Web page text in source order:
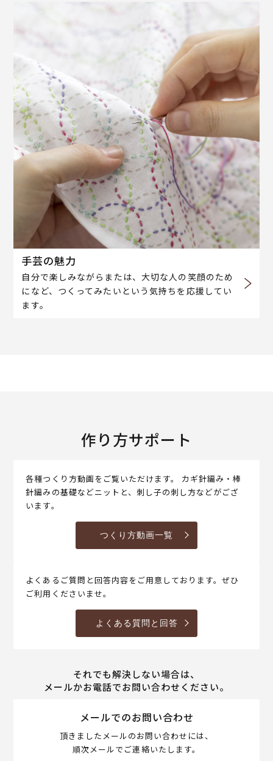
手芸の魅力
自分で楽しみながらまたは、大切な人の笑顔のため
になど、つくってみたいという気持ちを応援してい
ます。
作り方サポート
各種つくり方動画をご覧いただけます。 カギ針編み・棒
針編みの基礎などニットと、刺し子の刺し方などがござ
います。
つくり方動画一覧
よくあるご質問と回答内容をご用意しております。ぜひ
ご利用くださいませ。
よくある質問と回答
それでも解決しない場合は、
メールかお電話でお問い合わせください。
メールでのお問い合わせ
頂きましたメールのお問い合わせには、
順次メールでご連絡いたします。